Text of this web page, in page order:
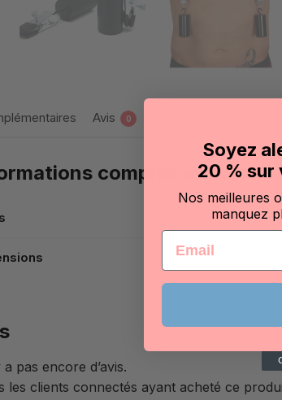
Avis 0
complémentaires
a pas encore d’avis.
les clients connectés ayant acheté ce
Soyez
20 % sur
Nos meilleures
manquez
Email